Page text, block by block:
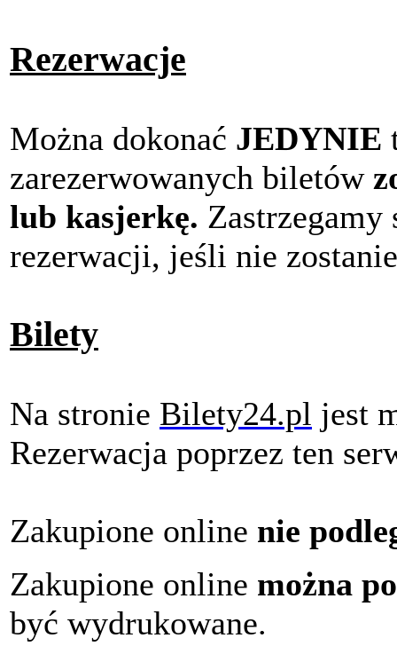
Rezerwacje
Można dokonać JEDYNIE
zarezerwowanych biletów
lub kasjerkę.
rezerwacji, jeśli nie
Bilety
Na stronie Bilety24.pl jest
Rezerwacja poprzez ten
Zakupione online nie
Zakupione online można
być wydrukowane.